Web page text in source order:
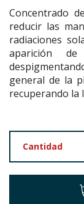
Concentrado
reducir las
radiaciones
aparición
general de la
recuperando la
Cantidad